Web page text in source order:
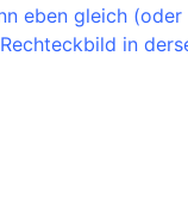
eben gleich
in